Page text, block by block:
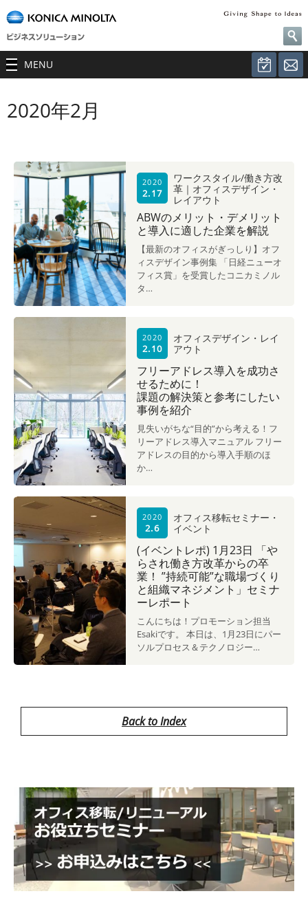
MENU
2020年2月
2020
2.17
ワークスタイル/働き方改
革｜オフィスデザイン・
レイアウト
ABWのメリット・デメリット
と導入に適した企業を解説
【最新のオフィスがぎっしり】オフ
ィスデザイン事例集 「日経ニューオ
フィス賞」を受賞したコニカミノル
タ…
2020
2.10
オフィスデザイン・レイ
アウト
フリーアドレス導入を成功さ
せるために！
課題の解決策と参考にしたい
事例を紹介
見失いがちな“目的”から考える！フ
リーアドレス導入マニュアル フリー
アドレスの目的から導入手順のほ
か…
2020
2.6
オフィス移転セミナー・
イベント
(イベントレポ) 1月23日 「や
らされ働き方改革からの卒
業！ ”持続可能”な職場づくり
と組織マネジメント」セミナ
ーレポート
こんにちは！プロモーション担当
Esakiです。 本日は、1月23日にパー
ソルプロセス＆テクノロジー…
Back to Index